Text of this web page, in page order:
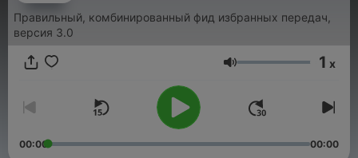
Преображенский, Чижов (2026-10-08)
Правильный, комбинированный фид избранных передач,
версия 3.0
Volume 1 x
00:00 00:00